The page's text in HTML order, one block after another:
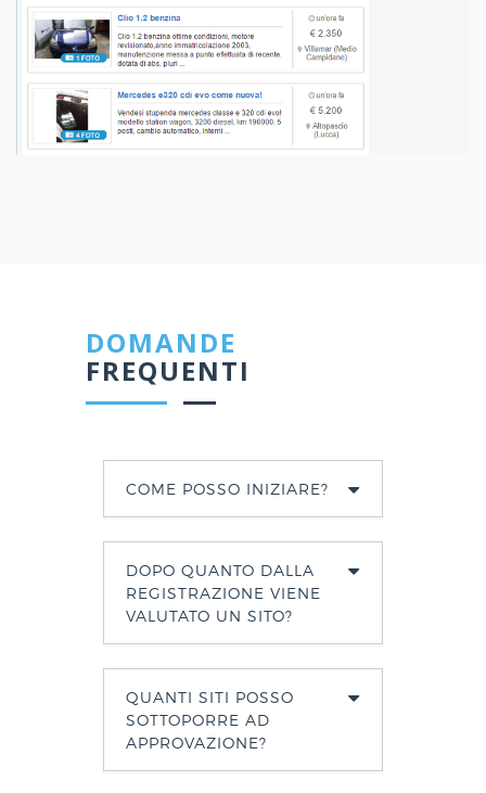
DOMANDE
FREQUENTI
COME POSSO INIZIARE?
DOPO QUANTO DALLA
REGISTRAZIONE VIENE
VALUTATO UN SITO?
QUANTI SITI POSSO
SOTTOPORRE AD
APPROVAZIONE?